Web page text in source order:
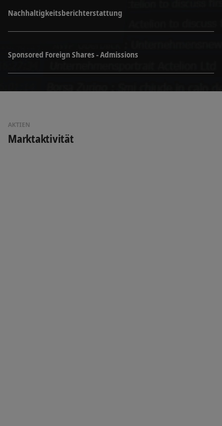
Nachhaltigkeitsberichterstattung
Sponsored Foreign Shares - Admissions
AKTIEN
Marktaktivität